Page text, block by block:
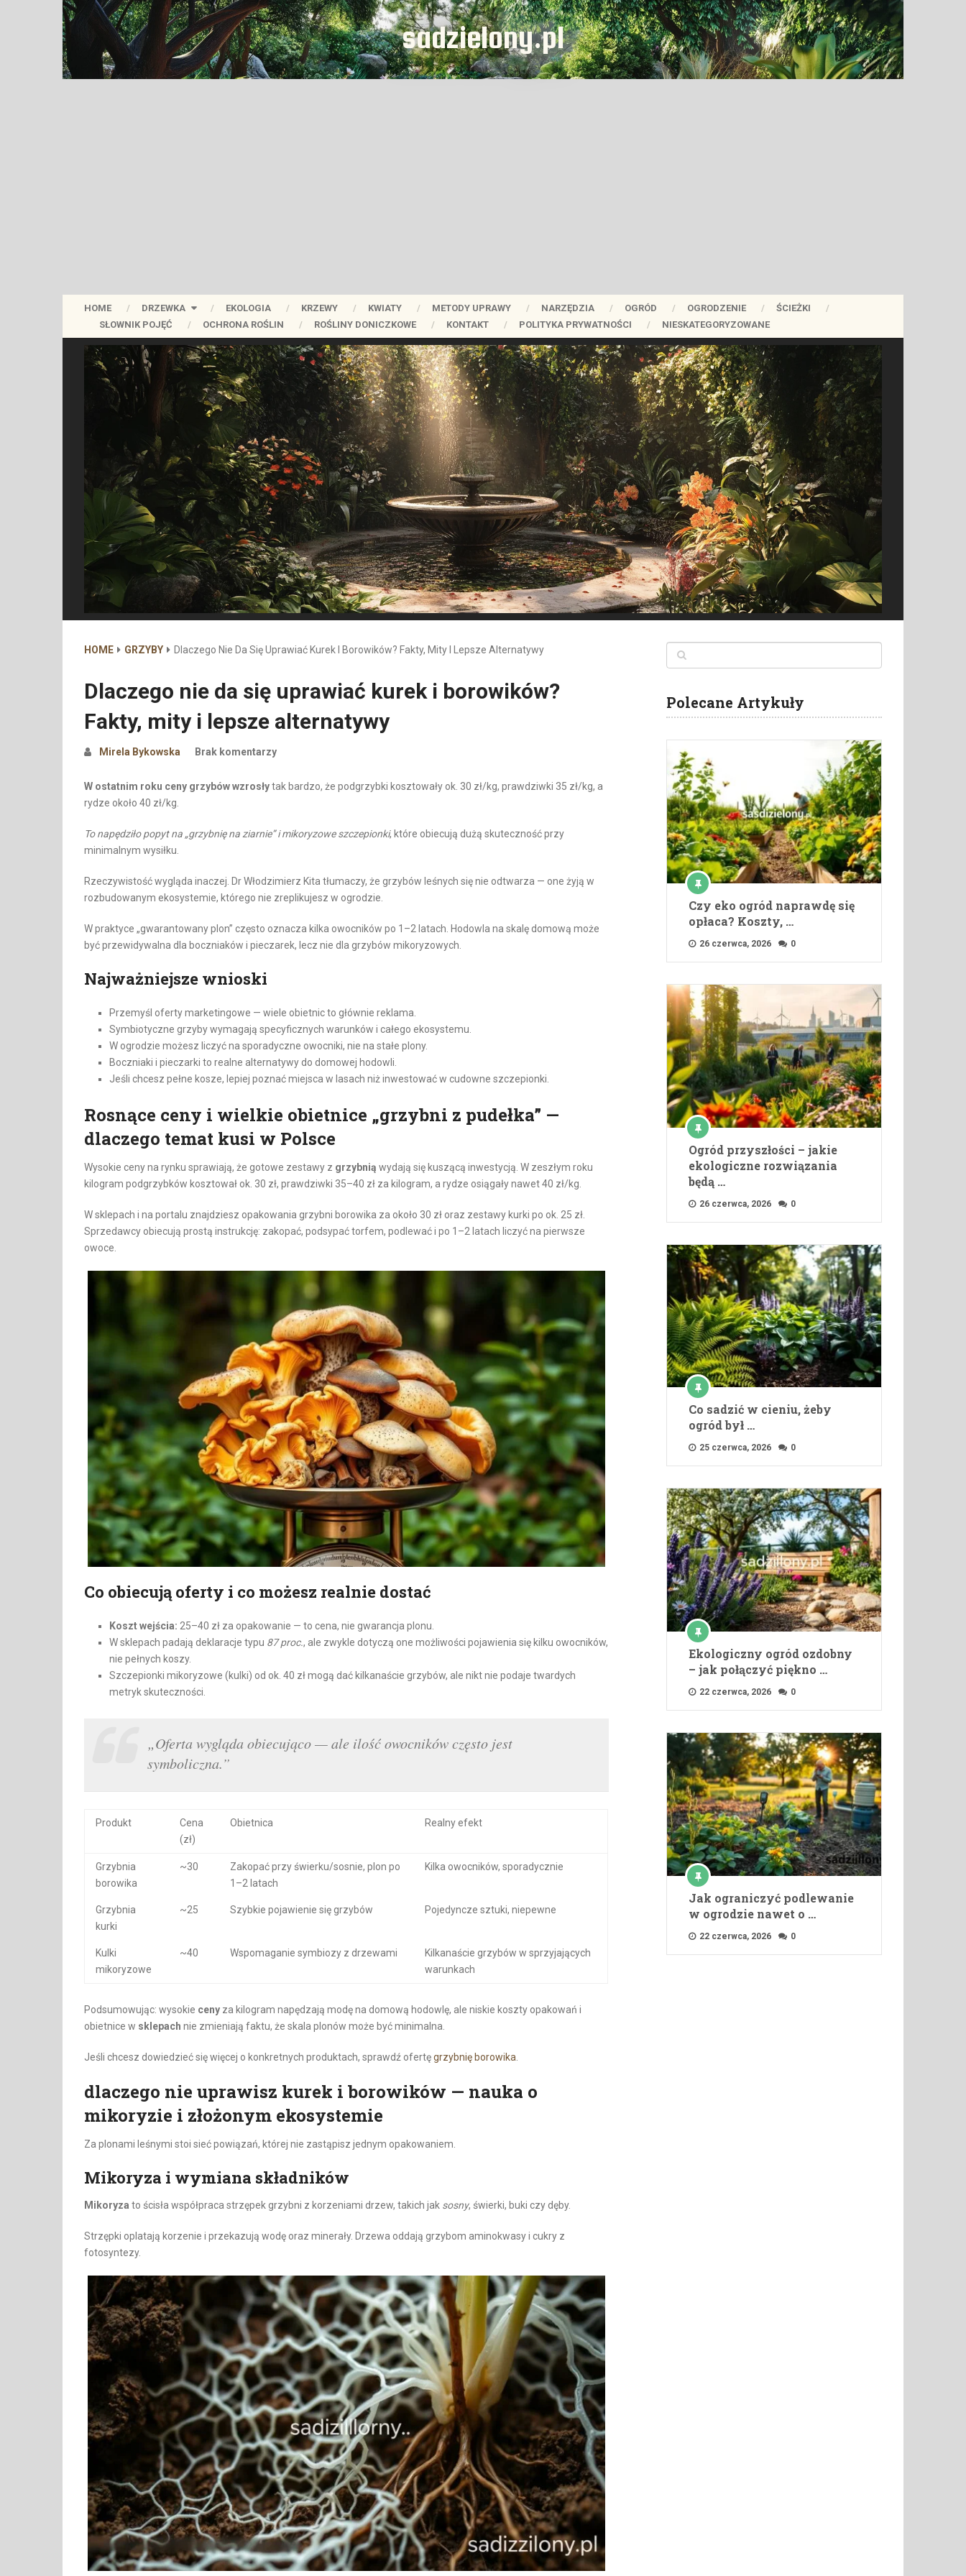
sadzielony.pl
HOME DRZEWKA EKOLOGIA KRZEWY KWIATY METODY UPRAWY NARZĘDZIA OGRÓD OGRODZENIE
ŚCIEŻKI
SŁOWNIK POJĘĆ
OCHRONA ROŚLIN ROŚLINY DONICZKOWE KONTAKT POLITYKA PRYWATNOŚCI NIESKATEGORYZOWANE
HOME GRZYBY Dlaczego Nie Da Się Uprawiać Kurek I Borowików? Fakty, Mity I Lepsze Alternatywy
Dlaczego nie da się uprawiać kurek i borowików?
Fakty, mity i lepsze alternatywy
Mirela Bykowska Brak komentarzy
W ostatnim roku ceny grzybów wzrosłytak bardzo, że podgrzybki kosztowały ok. 30 zł/kg, prawdziwki 35 zł/kg, a
rydze około 40 zł/kg.
To napędziło popyt na „grzybnię na ziarnie” i mikoryzowe szczepionki, które obiecują dużą skuteczność przy
minimalnym wysiłku.
Rzeczywistość wygląda inaczej. Dr Włodzimierz Kita tłumaczy, że grzybów leśnych się nie odtwarza — one żyją w
rozbudowanym ekosystemie, którego nie zreplikujesz w ogrodzie.
W praktyce „gwarantowany plon” często oznacza kilka owocników po 1–2 latach. Hodowla na skalę domową może
być przewidywalna dla boczniaków i pieczarek, lecz nie dla grzybów mikoryzowych.
Najważniejsze wnioski
Przemyśl oferty marketingowe — wiele obietnic to głównie reklama.
Symbiotyczne grzyby wymagają specyficznych warunków i całego ekosystemu.
W ogrodzie możesz liczyć na sporadyczne owocniki, nie na stałe plony.
Boczniaki i pieczarki to realne alternatywy do domowej hodowli.
Jeśli chcesz pełne kosze, lepiej poznać miejsca w lasach niż inwestować w cudowne szczepionki.
Rosnące ceny i wielkie obietnice „grzybni z pudełka” —
dlaczego temat kusi w Polsce
Wysokie ceny na rynku sprawiają, że gotowe zestawy z grzybnią wydają się kuszącą inwestycją. W zeszłym roku
kilogram podgrzybków kosztował ok. 30 zł, prawdziwki 35–40 zł za kilogram, a rydze osiągały nawet 40 zł/kg.
W sklepach i na portalu znajdziesz opakowania grzybni borowika za około 30 zł oraz zestawy kurki po ok. 25 zł.
Sprzedawcy obiecują prostą instrukcję: zakopać, podsypać torfem, podlewać i po 1–2 latach liczyć na pierwsze
owoce.
Co obiecują oferty i co możesz realnie dostać
Koszt wejścia: 25–40 zł za opakowanie — to cena, nie gwarancja plonu.
W sklepach padają deklaracje typu 87 proc., ale zwykle dotyczą one możliwości pojawienia się kilku owocników,
nie pełnych koszy.
Szczepionki mikoryzowe (kulki) od ok. 40 zł mogą dać kilkanaście grzybów, ale nikt nie podaje twardych
metryk skuteczności.
„Oferta wygląda obiecująco — ale ilość owocników często jest
symboliczna.”
Produkt
Cena
(zł)
Obietnica Realny efekt
Grzybnia
borowika
~30
Zakopać przy świerku/sosnie, plon po
1–2 latach
Kilka owocników, sporadycznie
Grzybnia
kurki
~25 Szybkie pojawienie się grzybów Pojedyncze sztuki, niepewne
Kulki
mikoryzowe
~40 Wspomaganie symbiozy z drzewami
Kilkanaście grzybów w sprzyjających
warunkach
Podsumowując: wysokie ceny za kilogram napędzają modę na domową hodowlę, ale niskie koszty opakowań i
obietnice w sklepach nie zmieniają faktu, że skala plonów może być minimalna.
Jeśli chcesz dowiedzieć się więcej o konkretnych produktach, sprawdź ofertęgrzybnię borowika
dlaczego nie uprawisz kurek i borowików — nauka o
mikoryzie i złożonym ekosystemie
Za plonami leśnymi stoi sieć powiązań, której nie zastąpisz jednym opakowaniem.
Mikoryza i wymiana składników
Mikoryza to ścisła współpraca strzępek grzybni z korzeniami drzew, takich jak sosny, świerki, buki czy dęby.
Strzępki oplatają korzenie i przekazują wodę oraz minerały. Drzewa oddają grzybom aminokwasy i cukry z
fotosyntezy.
Polecane Artykuły
Czy eko ogród naprawdę się
opłaca? Koszty, …
26 czerwca, 2026 0
Ogród przyszłości – jakie
ekologiczne rozwiązania
będą …
26 czerwca, 2026 0
Co sadzić w cieniu, żeby
ogród był …
25 czerwca, 2026 0
Ekologiczny ogród ozdobny
– jak połączyć piękno …
22 czerwca, 2026 0
Jak ograniczyć podlewanie
w ogrodzie nawet o …
22 czerwca, 2026 0